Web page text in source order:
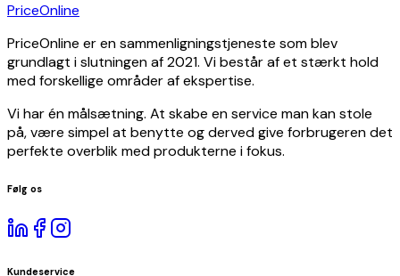
og
tilbehør
til
kæledyr
og
underholdning
Kameraer
drikkevarer
og
PriceOnline
PriceOnline er en sammenligningstjeneste som blev
grundlagt i slutningen af 2021. Vi består af et stærkt hold
med forskellige områder af ekspertise.
Vi har én målsætning. At skabe en service man kan stole
på, være simpel at benytte og derved give forbrugeren det
perfekte overblik med produkterne i fokus.
Følg os
Kundeservice